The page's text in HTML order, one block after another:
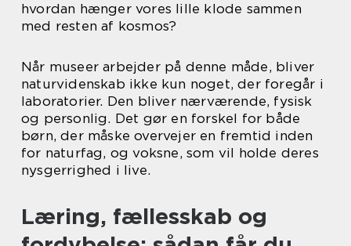
hvordan hænger vores lille klode sammen
med resten af kosmos?
Når museer arbejder på denne måde, bliver
naturvidenskab ikke kun noget, der foregår i
laboratorier. Den bliver nærværende, fysisk
og personlig. Det gør en forskel for både
børn, der måske overvejer en fremtid inden
for naturfag, og voksne, som vil holde deres
nysgerrighed i live.
Læring, fællesskab og